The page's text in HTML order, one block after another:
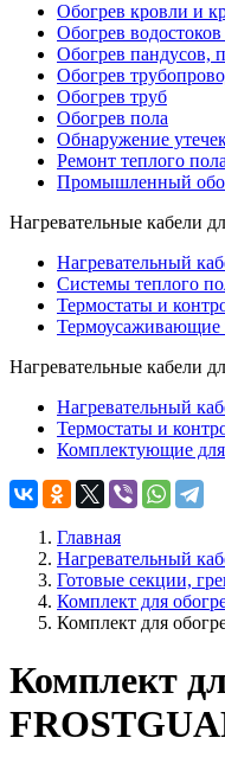
Обогрев кровли и
Обогрев
Обогрев пандусов,
Обогрев
Обогрев труб
Обогрев пола
Обнаружение
Ремонт теплого пола
Промышленный
Нагревательные кабели
Нагревательный
Системы теплого
Термостаты и
Термоусаживающие
Нагревательные кабели
Нагревательный
Термостаты и
Комплектующие
Главная
Нагревательный
Готовые секции,
Комплект для
Комплект для
Комплект